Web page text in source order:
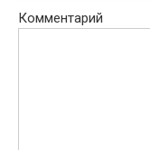
Комментарий